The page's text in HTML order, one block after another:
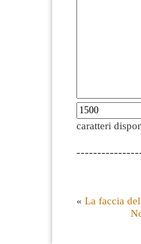
caratteri
« La faccia